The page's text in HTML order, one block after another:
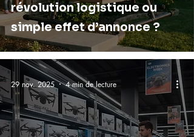
révolution logistique ou
simple effet d’annonce ?
29 nov. 2025 4 min de lecture